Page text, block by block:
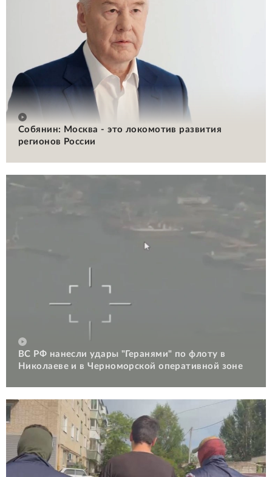
Собянин: Москва - это локомотив развития
регионов России
ВС РФ нанесли удары "Геранями" по флоту в
Николаеве и в Черноморской оперативной зоне